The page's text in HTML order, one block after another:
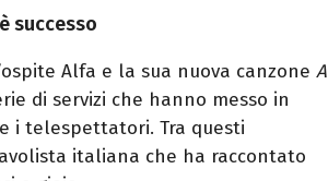
successo
Alfa e la sua nuova canzone A
di servizi che hanno messo in
i telespettatori. Tra questi
italiana che ha raccontato